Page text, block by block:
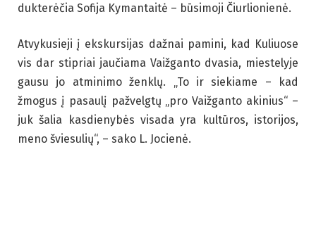
dukterėčia Sofija Kymantaitė – būsimoji Čiurlionienė.
Atvykusieji į ekskursijas dažnai pamini, kad Kuliuose
vis dar stipriai jaučiama Vaižganto dvasia, miestelyje
gausu jo atminimo ženklų. „To ir siekiame – kad
žmogus į pasaulį pažvelgtų „pro Vaižganto akinius“ –
juk šalia kasdienybės visada yra kultūros, istorijos,
meno šviesulių“, – sako L. Jocienė.